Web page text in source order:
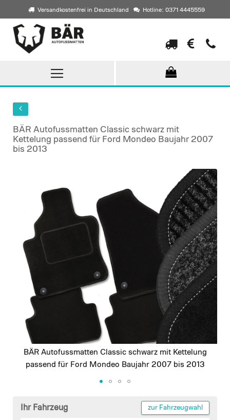
Versandkostenfrei in Deutschland Hotline: 0371 4445559
Direkt
zum
Inhalt
BÄR Autofussmatten Classic schwarz mit
Kettelung passend für Ford Mondeo Baujahr 2007
bis 2013
images
gallery
BÄR Autofussmatten Classic schwarz mit Kettelung
passend für Ford Mondeo Baujahr 2007 bis 2013
Ihr Fahrzeug zur Fahrzeugwahl